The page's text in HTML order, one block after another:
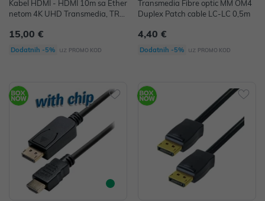
Kabel HDMI - HDMI 10m sa Ether
netom 4K UHD Transmedia, TRN
15,00 €
Dodatnih -5% uz PROMO KOD
Transmedia Fibre optic MM OM4
Duplex Patch cable LC-LC 0,5m
4,40 €
Dodatnih -5% uz PROMO KOD